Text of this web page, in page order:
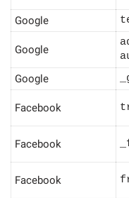
Google
Google
Google
Facebook
Facebook
Facebook